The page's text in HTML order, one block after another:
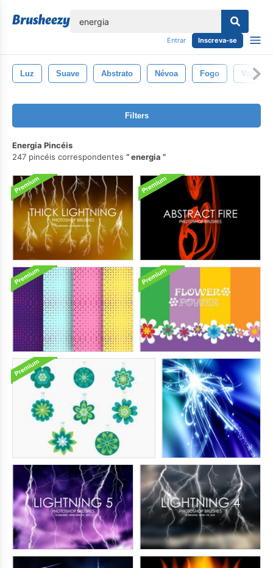
Entrar Inscreva-se
Luz Suave Abstrato Névoa Fogo Vapor
Filters
Energia Pincéis
247 pincéis correspondentes
energia